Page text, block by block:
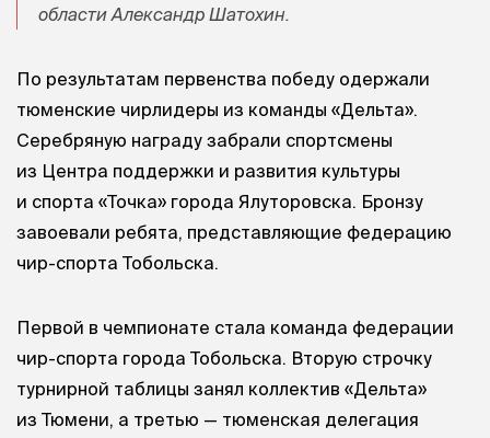
области Александр Шатохин.
По результатам первенства победу одержали
тюменские чирлидеры из команды «Дельта».
Серебряную награду забрали спортсмены
из Центра поддержки и развития культуры
и спорта «Точка» города Ялуторовска. Бронзу
завоевали ребята, представляющие федерацию
чир-спорта Тобольска.
Первой в чемпионате стала команда федерации
чир-спорта города Тобольска. Вторую строчку
турнирной таблицы занял коллектив «Дельта»
из Тюмени, а третью — тюменская делегация